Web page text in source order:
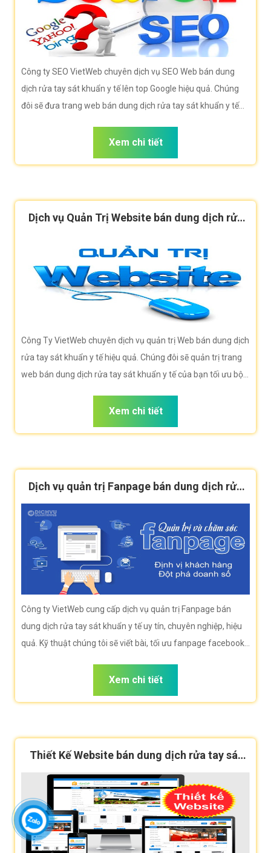
Công ty SEO VietWeb chuyên dịch vụ SEO Web bán dung
dịch rửa tay sát khuẩn y tế lên top Google hiệu quả. Chúng
đôi sẽ đưa trang web bán dung dịch rửa tay sát khuẩn y tế
từ khóa bán dung dịch rửa tay sát khuẩn y tế
Xem chi tiết
Dịch vụ Quản Trị Website bán dung dịch rửa
Công Ty VietWeb chuyên dịch vụ quản trị Web bán dung dịch
rửa tay sát khuẩn y tế hiệu quả. Chúng đôi sẽ quản trị trang
web bán dung dịch rửa tay sát khuẩn y tế của bạn tối ưu bộ
dung dịch rửa tay sát khuẩn y tế
Xem chi tiết
Dịch vụ quản trị Fanpage bán dung dịch rửa
Công ty VietWeb cung cấp dịch vụ quản trị Fanpage bán
dung dịch rửa tay sát khuẩn y tế uy tín, chuyên nghiệp, hiệu
quả. Kỹ thuật chúng tôi sẽ viết bài, tối ưu fanpage facebook,
Xem chi tiết
Thiết Kế Website bán dung dịch rửa tay sát
khuẩn y tế cao cấp, chuẩn SEO